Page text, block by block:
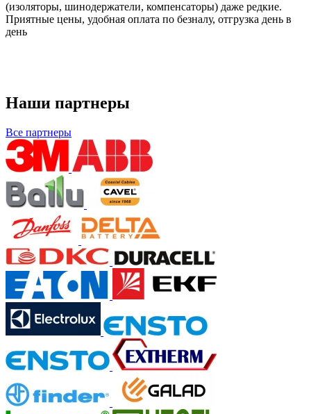
(изоляторы, шинодержатели, компенсаторы) даже редкие.
Приятные цены, удобная оплата по безналу, отгрузка день в
день
Наши партнеры
Все партнеры